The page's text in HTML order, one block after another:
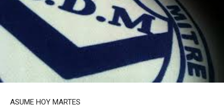
ASUME HOY MARTES